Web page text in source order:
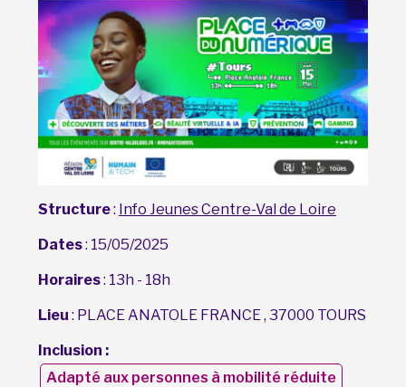
Structure: Info Jeunes Centre-Val de Loire
Dates: 15/05/2025
Horaires: 13h - 18h
Lieu : PLACE ANATOLE FRANCE , 37000 TOURS
Inclusion :
Adapté aux personnes à mobilité réduite